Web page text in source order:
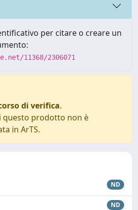
per citare o creare un
11368/2306071
di verifica.
questo prodotto non è
in ArTS.
ND
ND